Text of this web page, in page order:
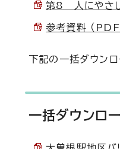
第8 人にやさ
参考資料 （
下記の一括ダウンロ
一括ダウンロ